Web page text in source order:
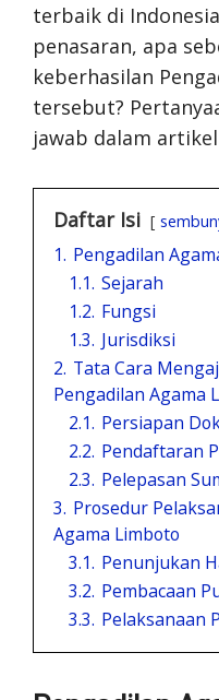
terbaik di
penasaran, apa
keberhasilan
tersebut?
jawab dalam
Daftar Isi
1. Pengadilan
1.1. Sejarah
1.2. Fungsi
1.3. Jurisdiksi
2. Tata Cara
Pengadilan Agama
2.1. Persiapan
2.2. Pendaftaran
2.3. Pelepasan
3. Prosedur
Agama Limboto
3.1. Penunjukan
3.2. Pembacaan
3.3. Pelaksanaan